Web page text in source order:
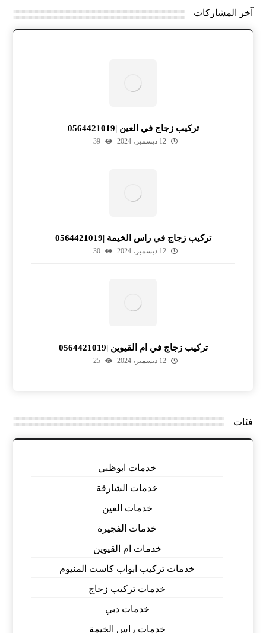
آخر المشاركات
تركيب زجاج في العين |0564421019
12 ديسمبر، 2024 39
تركيب زجاج في راس الخيمة |0564421019
12 ديسمبر، 2024 30
تركيب زجاج في ام القيوين |0564421019
12 ديسمبر، 2024 25
فئات
خدمات ابوظبي
خدمات الشارقة
خدمات العين
خدمات الفجيرة
خدمات ام القيوين
خدمات تركيب ابواب كاست المنيوم
خدمات تركيب زجاج
خدمات دبي
خدمات راس الخيمة